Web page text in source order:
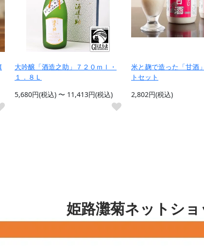
大吟醸「酒造之助」７２０ｍｌ・
１．８Ｌ
5,680円(税込) 〜 11,413円(税込)
米と麹で造った「甘酒
トセット
2,802円(税込)
姫路灘菊ネットシ